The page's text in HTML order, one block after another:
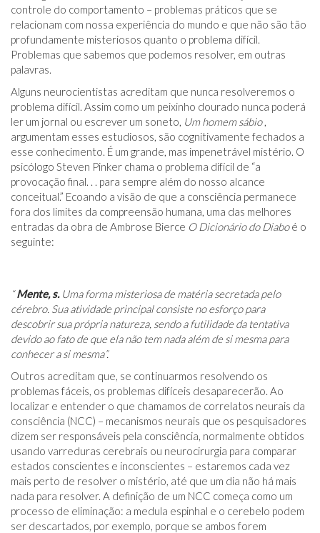
controle do comportamento – problemas práticos que se
relacionam com nossa experiência do mundo e que não são tão
profundamente misteriosos quanto o problema difícil.
Problemas que sabemos que podemos resolver, em outras
palavras.
Alguns neurocientistas acreditam que nunca resolveremos o
problema difícil. Assim como um peixinho dourado nunca poderá
ler um jornal ou escrever um soneto, Um homem sábio,
argumentam esses estudiosos, são cognitivamente fechados a
esse conhecimento. É um grande, mas impenetrável mistério. O
psicólogo Steven Pinker chama o problema difícil de “a
provocação final. . . para sempre além do nosso alcance
conceitual.” Ecoando a visão de que a consciência permanece
fora dos limites da compreensão humana, uma das melhores
entradas da obra de Ambrose Bierce O Dicionário do Diaboé o
seguinte:
“Mente, s. Uma forma misteriosa de matéria secretada pelo
cérebro. Sua atividade principal consiste no esforço para
descobrir sua própria natureza, sendo a futilidade da tentativa
devido ao fato de que ela não tem nada além de si mesma para
conhecer a si mesma”.
Outros acreditam que, se continuarmos resolvendo os
problemas fáceis, os problemas difíceis desaparecerão. Ao
localizar e entender o que chamamos de correlatos neurais da
consciência (NCC) – mecanismos neurais que os pesquisadores
dizem ser responsáveis ​​​​pela consciência, normalmente obtidos
usando varreduras cerebrais ou neurocirurgia para comparar
estados conscientes e inconscientes – estaremos cada vez
mais perto de resolver o mistério, até que um dia não há mais
nada para resolver. A definição de um NCC começa como um
processo de eliminação: a medula espinhal e o cerebelo podem
ser descartados, por exemplo, porque se ambos forem